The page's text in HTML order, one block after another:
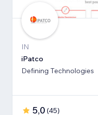
IN
iPatco
Defining Technologies
5,0 (45)